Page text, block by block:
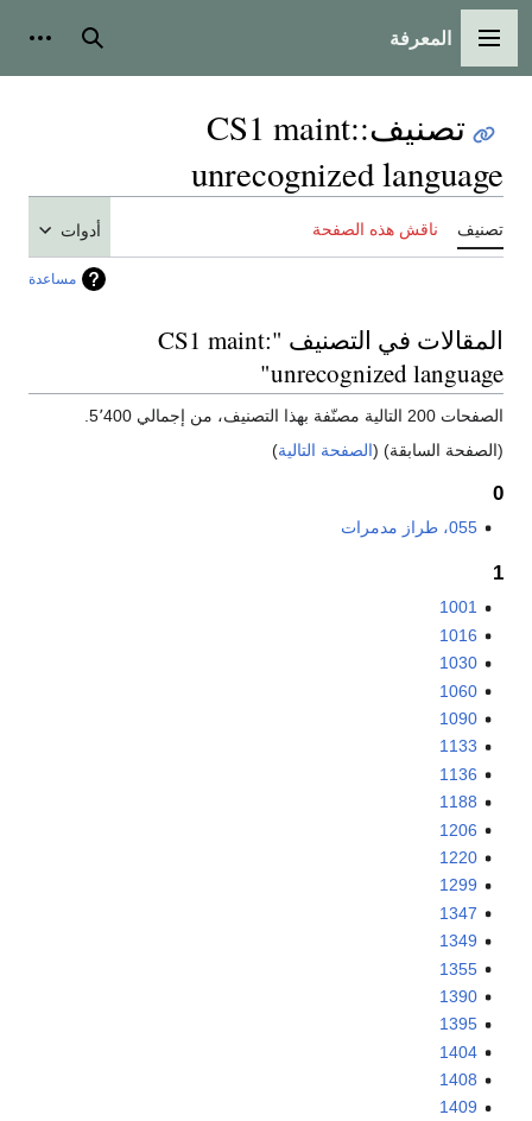
القائمة الرئيسية
المعرفة بحث
تصنيف:
CS1 maint:
unrecognized language
تصنيف ناقش هذه الصفحة أدوات
مساعدة
المقالات في التصنيف "CS1 maint:
unrecognized language"
الصفحات 200 التالية مصنّفة بهذا التصنيف، من إجمالي 5٬400.
(الصفحة السابقة) (الصفحة التالية)
0
055، طراز مدمرات
1
1001
1016
1030
1060
1090
1133
1136
1188
1206
1220
1299
1347
1349
1355
1390
1395
1404
1408
1409